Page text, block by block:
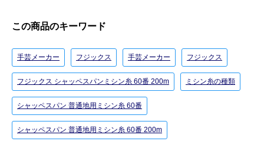
この商品のキーワード
手芸メーカー フジックス 手芸メーカー フジックス
フジックス シャッペスパンミシン糸 60番 200m ミシン糸の種類
シャッペスパン 普通地用ミシン糸 60番
シャッペスパン 普通地用ミシン糸 60番 200m